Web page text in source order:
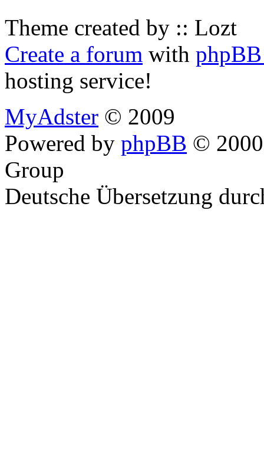
Theme created by :: Lozt
Create a forum with
hosting service!
MyAdster © 2009
Powered by phpBB ©
Group
Deutsche Übersetzung